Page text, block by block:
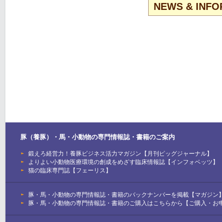
NEWS &
豚（養豚）・馬・小動物の専門情報誌・書籍のご案内
鍛えろ経営力！養豚ビジネス活力マガジン【月刊ピッグジャーナル】
よりよい小動物医療環境の創成をめざす臨床情報誌【インフォベッツ】
猫の臨床専門誌【フェーリス】
豚・馬・小動物の専門情報誌・書籍のバックナンバーを掲載【マガジン
豚・馬・小動物の専門情報誌・書籍のご購入はこちらから【ご購入・お